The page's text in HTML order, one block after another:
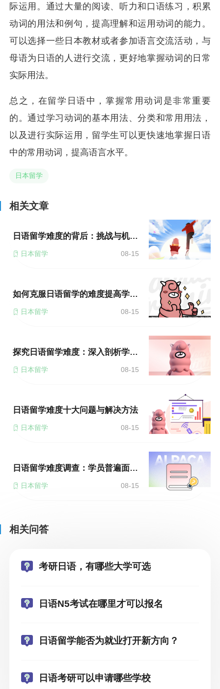
际运用。通过大量的阅读、听力和口语练习，积累
动词的用法和例句，提高理解和运用动词的能力。
可以选择一些日本教材或者参加语言交流活动，与
母语为日语的人进行交流，更好地掌握动词的日常
实际用法。
总之，在留学日语中，掌握常用动词是非常重要
的。通过学习动词的基本用法、分类和常用用法，
以及进行实际运用，留学生可以更快速地掌握日语
中的常用动词，提高语言水平。
日本留学
相关文章
日语留学难度的背后：挑战与机遇并存
日本留学 08-15
如何克服日语留学的难度提高学习效率？
日本留学 08-15
探究日语留学难度：深入剖析学习障碍
日本留学 08-15
日语留学难度十大问题与解决方法
日本留学 08-15
日语留学难度调查：学员普遍面临的困难是什么？
日本留学 08-15
相关问答
考研日语，有哪些大学可选
日语N5考试在哪里才可以报名
日语留学能否为就业打开新方向？
日语考研可以申请哪些学校